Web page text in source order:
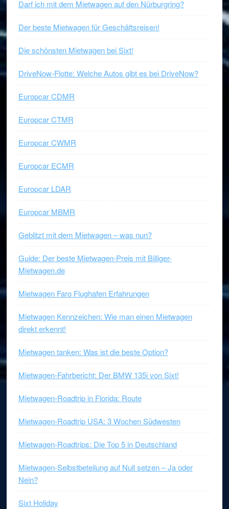
Darf ich mit dem Mietwagen auf den Nürburgring?
Der beste Mietwagen für Geschäftsreisen!
Die schönsten Mietwagen bei Sixt!
DriveNow-Flotte: Welche Autos gibt es bei DriveNow?
Europcar CDMR
Europcar CTMR
Europcar CWMR
Europcar ECMR
Europcar LDAR
Europcar MBMR
Geblitzt mit dem Mietwagen – was nun?
Guide: Der beste Mietwagen-Preis mit Billiger-
Mietwagen.de
Mietwagen Faro Flughafen Erfahrungen
Mietwagen Kennzeichen: Wie man einen Mietwagen
direkt erkennt!
Mietwagen tanken: Was ist die beste Option?
Mietwagen-Fahrbericht: Der BMW 135i von Sixt!
Mietwagen-Roadtrip in Florida: Route
Mietwagen-Roadtrip USA: 3 Wochen Südwesten
Mietwagen-Roadtrips: Die Top 5 in Deutschland
Mietwagen-Selbstbeteilung auf Null setzen – Ja oder
Nein?
Sixt Holiday